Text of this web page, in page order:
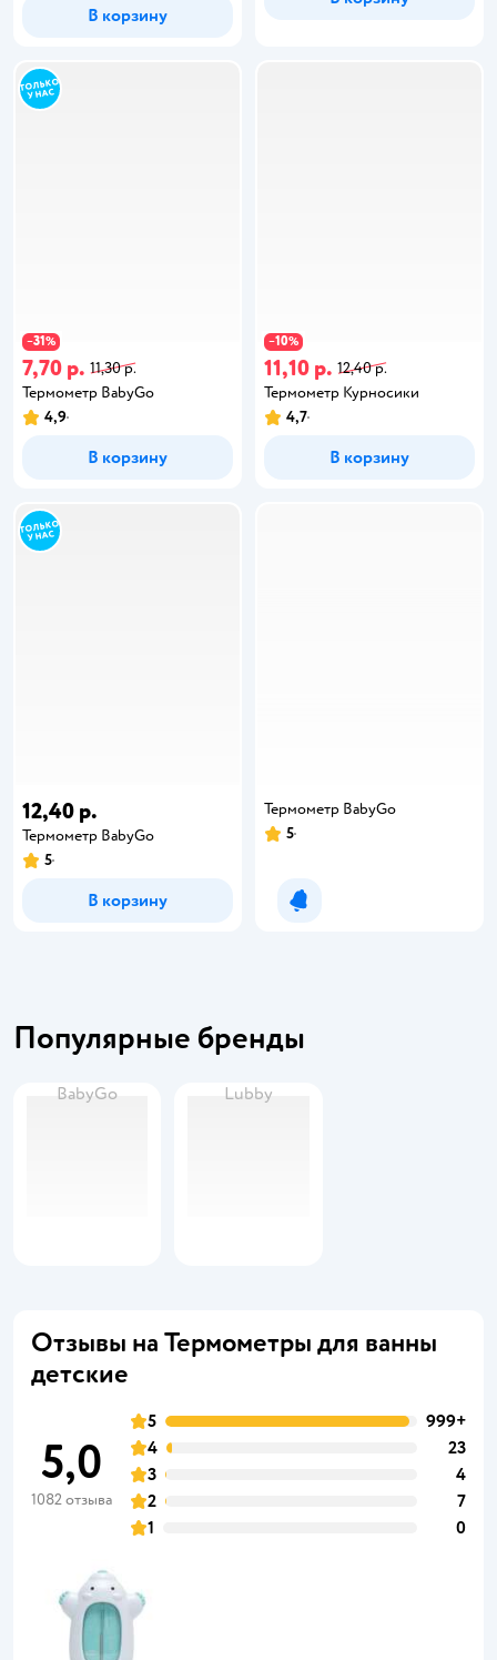
В корзину
−31%
7,70 р. 11,30 р.
Термометр BabyGo
4,9
В корзину
−10%
11,10 р. 12,40 р.
Термометр Курносики
4,7
В корзину
12,40 р.
Термометр BabyGo
5
В корзину
Термометр BabyGo
5
Уведомить о появлении
Популярные бренды
BabyGo Lubby
Отзывы на Термометры для ванны
детские
5,0
1082 отзыва
5
999+
4
23
3
4
2
7
1
0